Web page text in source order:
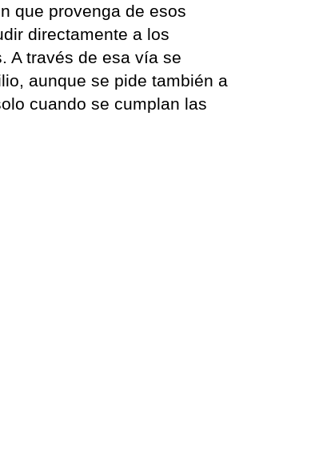
que provenga de esos
directamente a los
A través de esa vía se
aunque se pide también a
cuando se cumplan las